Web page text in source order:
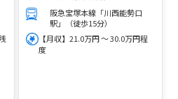
阪急宝塚本線「川西能勢口
駅」（徒歩15分）
【月収】21.0万円 ～ 30.0万円程
度